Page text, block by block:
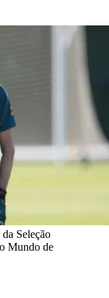
Seleção
Mundo de